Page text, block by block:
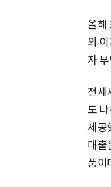
올해
의
자
전세
도
제공
대출
품이